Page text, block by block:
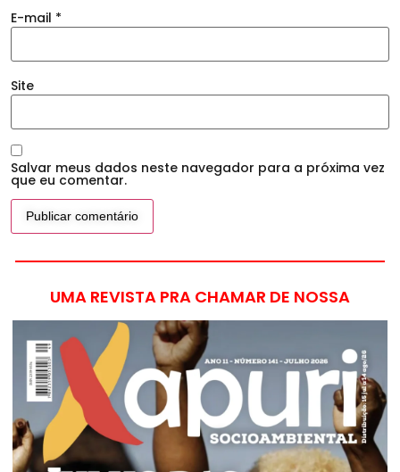
E-mail *
Site
Salvar meus dados neste navegador para a próxima vez
que eu comentar.
UMA REVISTA PRA CHAMAR DE NOSSA